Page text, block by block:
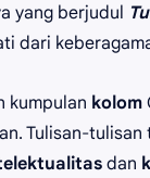
yang berjudul
dari
kumpulan kolom
Tulisan-
dan